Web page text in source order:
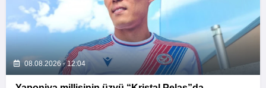
08.08.2026 - 12:04